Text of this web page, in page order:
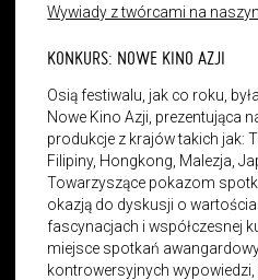
Wywiady z twórcami na
KONKURS: NOWE KINO AZJI
Osią festiwalu, jak co roku,
Nowe Kino Azji, prezentująca
produkcje z krajów takich jak:
Filipiny, Hongkong, Malezja,
Towarzyszące pokazom
okazją do dyskusji o
fascynacjach i współczesnej
miejsce spotkań
kontrowersyjnych